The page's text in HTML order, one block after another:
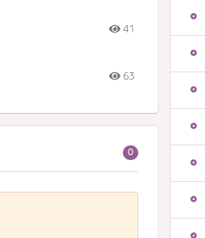
41
63
0